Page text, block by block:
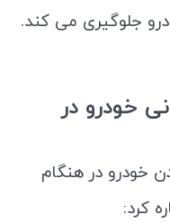
جلوگیری می کند.
خودرو در
خودرو در هنگام
کرد: